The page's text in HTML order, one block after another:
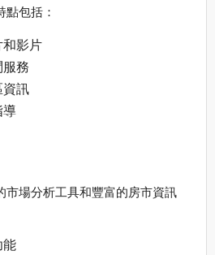
包括：
和影片
服務
資訊
導
市場分析工具和豐富的房市資訊
能